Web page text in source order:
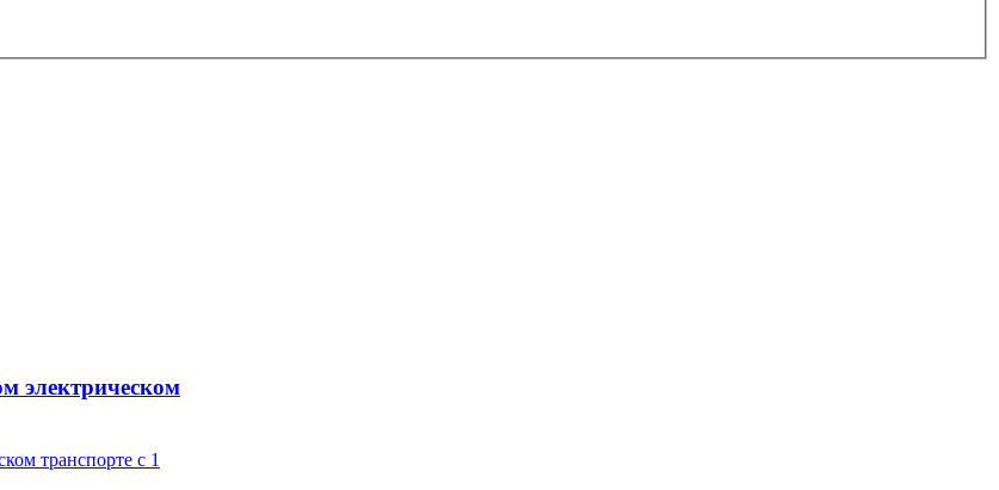
электрическом